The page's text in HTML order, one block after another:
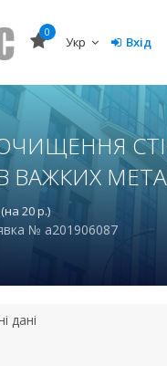
0
Укр Вхід
ВАЖКИХ
20 р.)
№ a201906087
дані